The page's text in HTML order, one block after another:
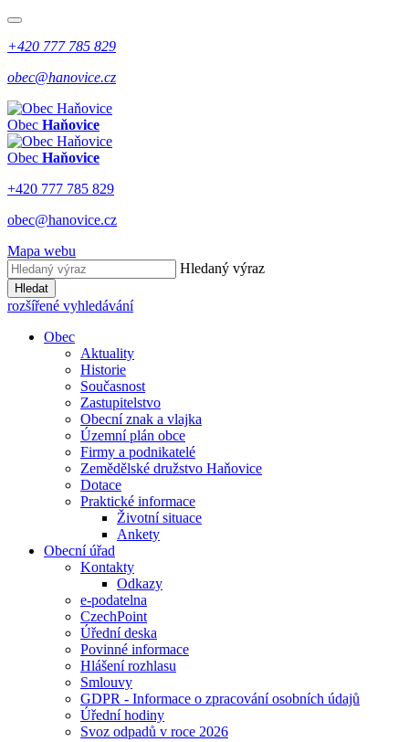
+420 777 785 829
obec@hanovice.cz
Obec Haňovice
Obec Haňovice
+420 777 785 829
obec@hanovice.cz
Mapa webu
Hledaný výraz
Hledat
rozšířené vyhledávání
Obec
Aktuality
Historie
Současnost
Zastupitelstvo
Obecní znak a vlajka
Územní plán obce
Firmy a podnikatelé
Zemědělské družstvo Haňovice
Dotace
Praktické informace
Životní situace
Ankety
Obecní úřad
Kontakty
Odkazy
e-podatelna
CzechPoint
Úřední deska
Povinné informace
Hlášení rozhlasu
Smlouvy
GDPR - Informace o zpracování osobních údajů
Úřední hodiny
Svoz odpadů v roce 2026